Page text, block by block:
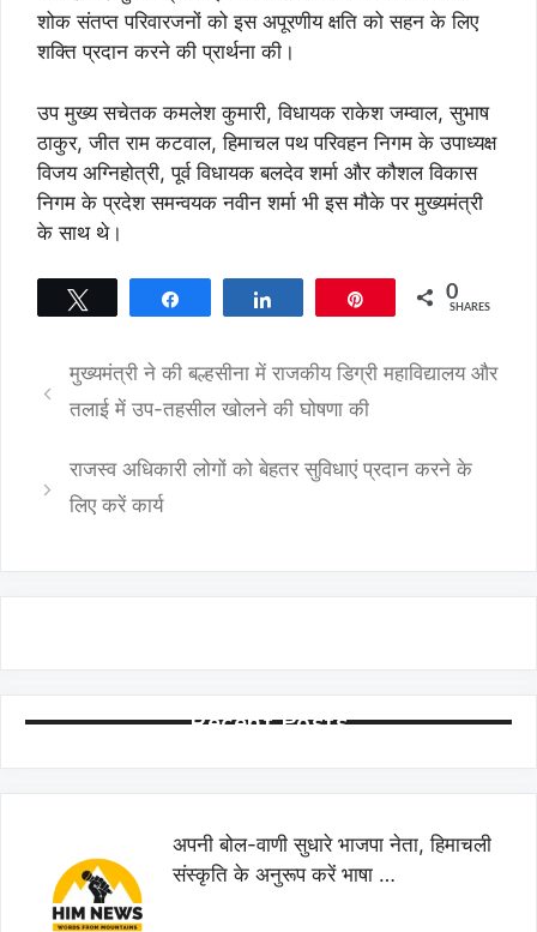
शोक संतप्त परिवारजनों को इस अपूरणीय क्षति को सहन के लिए
शक्ति प्रदान करने की प्रार्थना की।
उप मुख्य सचेतक कमलेश कुमारी, विधायक राकेश जम्वाल, सुभाष
ठाकुर, जीत राम कटवाल, हिमाचल पथ परिवहन निगम के उपाध्यक्ष
विजय अग्निहोत्री, पूर्व विधायक बलदेव शर्मा और कौशल विकास
निगम के प्रदेश समन्वयक नवीन शर्मा भी इस मौके पर मुख्यमंत्री
के साथ थे।
0
SHARES
मुख्यमंत्री ने की बल्हसीना में राजकीय डिग्री महाविद्यालय और
तलाई में उप-तहसील खोलने की घोषणा की
राजस्व अधिकारी लोगों को बेहतर सुविधाएं प्रदान करने के
लिए करें कार्य
Recent Posts
अपनी बोल-वाणी सुधारे भाजपा नेता, हिमाचली
संस्कृति के अनुरूप करें भाषा …